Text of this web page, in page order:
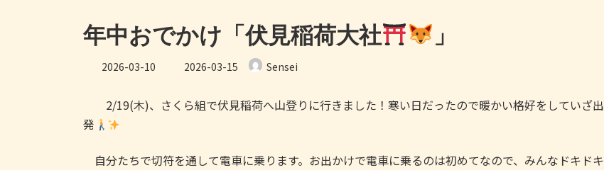
年中おでかけ「伏見稲荷大社 」
2026-03-10
最
新
2026-03-15 Sensei
2/19(木)、さくら組で伏見稲荷へ山登りに行きました！寒い日だったので暖かい格好をしていざ出
発
自分たちで切符を通して電車に乗ります。お出かけで電車に乗るのは初めてなので、みんなドキドキ